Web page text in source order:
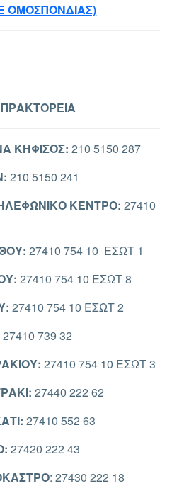
ΟΜΟΣΠΟΝΔΙΑΣ)
ΚΗΦΙΣΟΣ: 210 5150 287
210 5150 241
ΚΕΝΤΡΟ: 27410
27410 754 10 ΕΣΩΤ 1
27410 754 10 ΕΣΩΤ 8
27410 754 10 ΕΣΩΤ 2
27410 739 32
27410 754 10 ΕΣΩΤ 3
27440 222 62
27410 552 63
27420 222 43
: 27430 222 18